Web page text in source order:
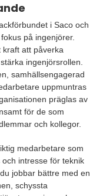
i Saco och
på ingenjörer.
att påverka
ingenjörsrollen.
samhällsengagerad
uppmuntras
präglas av
för de som
och kollegor.
medarbetare som
intresse för teknik
jobbar bättre med en
schyssta